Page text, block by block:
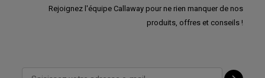
Rejoignez l'équipe Callaway pour ne rien manquer de nos
produits, offres et conseils !